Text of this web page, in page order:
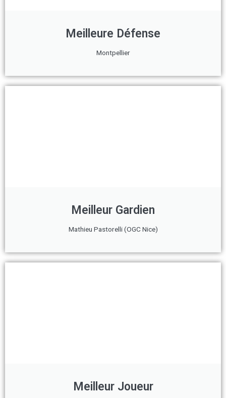
Meilleure Défense
Montpellier
Meilleur Gardien
Mathieu Pastorelli (OGC Nice)
Meilleur Joueur